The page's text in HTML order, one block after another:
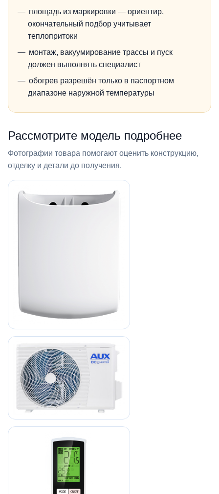
площадь из маркировки — ориентир,
окончательный подбор учитывает
теплопритоки
монтаж, вакуумирование трассы и пуск
должен выполнять специалист
обогрев разрешён только в паспортном
диапазоне наружной температуры
Рассмотрите модель подробнее
Фотографии товара помогают оценить конструкцию,
отделку и детали до получения.